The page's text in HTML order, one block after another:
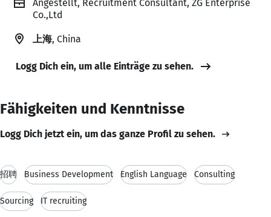
Angestellt, Recruitment Consultant, ZG Enterprise
Co.,Ltd
上海, China
Logg Dich ein, um alle Einträge zu sehen.
Fähigkeiten und Kenntnisse
Logg Dich jetzt ein, um das ganze Profil zu sehen.
招聘 Business Development English Language Consulting
Sourcing IT recruiting